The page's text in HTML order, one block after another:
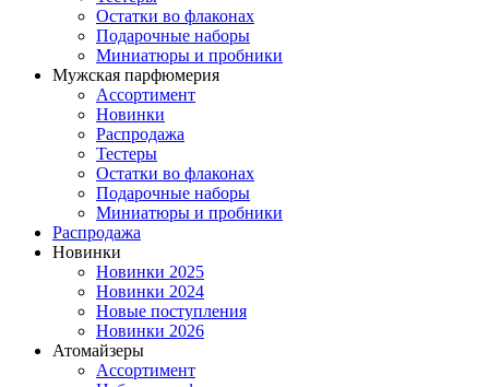
Остатки во флаконах
Подарочные наборы
Миниатюры и пробники
Мужская парфюмерия
Ассортимент
Новинки
Распродажа
Тестеры
Остатки во флаконах
Подарочные наборы
Миниатюры и пробники
Распродажа
Новинки
Новинки 2025
Новинки 2024
Новые поступления
Новинки 2026
Атомайзеры
Ассортимент